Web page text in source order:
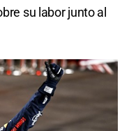
su labor junto al